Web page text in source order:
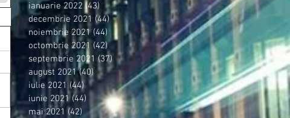
ianuarie 2022 (43) 43 postări
decembrie 2021 (44)44 postări
noiembrie 2021 (44) 44 postări
octombrie 2021 (42)42 postări
septembrie 2021 (37)37 postări
august 2021 (40)40 postări
iulie 2021 (44)44 postări
iunie 2021 (44) 44 postări
mai 2021 (42) 42 postări